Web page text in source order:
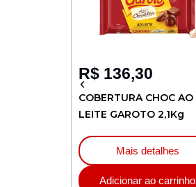
R$ 136,30
COBERTURA CHOC AO
LEITE GAROTO 2,1Kg
Mais detalhes
Adicionar ao carrinho